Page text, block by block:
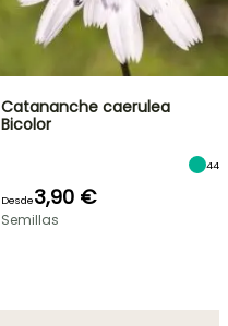
Catananche caerulea
Bicolor
44
Desde3,90 €
Semillas